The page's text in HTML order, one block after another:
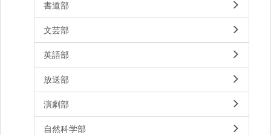
書道部
文芸部
英語部
放送部
演劇部
自然科学部